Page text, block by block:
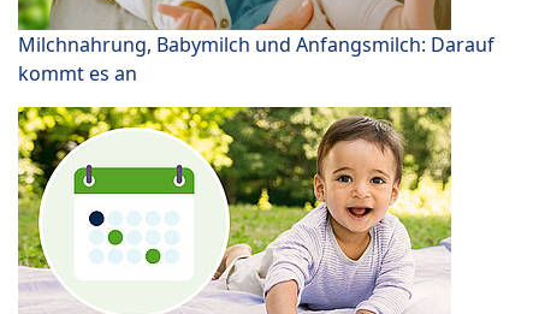
Milchnahrung, Babymilch und Anfangsmilch: Darauf
kommt es an